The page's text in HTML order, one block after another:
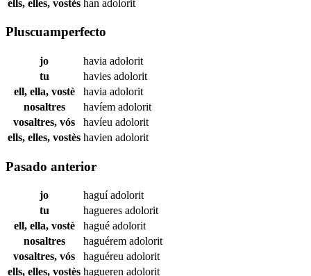
ells, elles, vostès han adolorit
Pluscuamperfecto
jo havia adolorit
tu
havies adolorit
ell, ella, vostè
havia adolorit
nosaltres
havíem adolorit
vosaltres, vós
havíeu adolorit
ells, elles, vostès havien adolorit
Pasado anterior
jo haguíadolorit
tu
hagueres adolorit
ell, ella, vostè
hagué adolorit
nosaltres
haguérem adolorit
vosaltres, vós
haguéreu adolorit
ells, elles, vostès hagueren adolorit